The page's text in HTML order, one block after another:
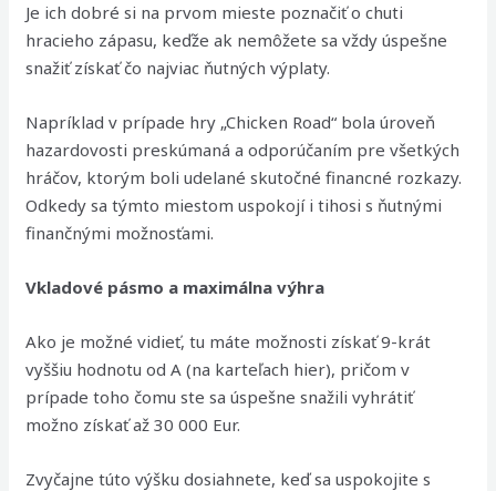
Je ich dobré si na prvom mieste poznačiť o chuti
hracieho zápasu, keďže ak nemôžete sa vždy úspešne
snažiť získať čo najviac ňutných výplaty.
Napríklad v prípade hry „Chicken Road“ bola úroveň
hazardovosti preskúmaná a odporúčaním pre všetkých
hráčov, ktorým boli udelané skutočné financné rozkazy.
Odkedy sa týmto miestom uspokojí i tihosi s ňutnými
finančnými možnosťami.
Vkladové pásmo a maximálna výhra
Ako je možné vidieť, tu máte možnosti získať 9-krát
vyššiu hodnotu od A (na karteľach hier), pričom v
prípade toho čomu ste sa úspešne snažili vyhrátiť
možno získať až 30 000 Eur.
Zvyčajne túto výšku dosiahnete, keď sa uspokojite s